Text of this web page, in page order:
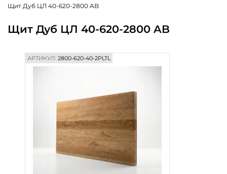
Блог
Контакты
Щит Дуб ЦЛ 40-620-2800 AB
Щит Дуб ЦЛ 40-620-2800 AB
АРТИКУЛ:2800-620-40-2PLTL